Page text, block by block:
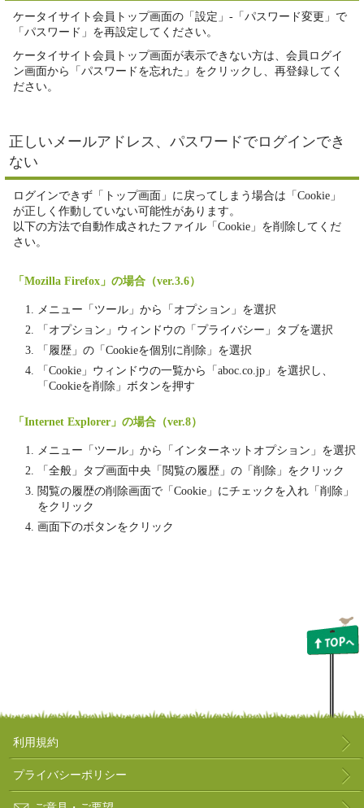
ケータイサイト会員トップ画面の「設定」-「パスワード変更」で
「パスワード」を再設定してください。
ケータイサイト会員トップ画面が表示できない方は、会員ログイ
ン画面から「パスワードを忘れた」をクリックし、再登録してく
ださい。
正しいメールアドレス、パスワードでログインでき
ない
ログインできず「トップ画面」に戻ってしまう場合は「Cookie」
が正しく作動していない可能性があります。
以下の方法で自動作成されたファイル「Cookie」を削除してくだ
さい。
「Mozilla Firefox」の場合（ver.3.6）
メニュー「ツール」から「オプション」を選択
「オプション」ウィンドウの「プライバシー」タブを選択
「履歴」の「Cookieを個別に削除」を選択
「Cookie」ウィンドウの一覧から「aboc.co.jp」を選択し、
「Cookieを削除」ボタンを押す
「Internet Explorer」の場合（ver.8）
メニュー「ツール」から「インターネットオプション」を選択
「全般」タブ画面中央「閲覧の履歴」の「削除」をクリック
閲覧の履歴の削除画面で「Cookie」にチェックを入れ「削除」
をクリック
画面下のボタンをクリック
利用規約
プライバシーポリシー